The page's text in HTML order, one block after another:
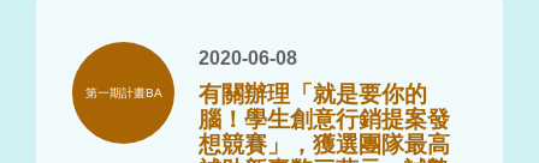
第一期計畫BA
2020-06-08
有關辦理「就是要你的
腦！學生創意行銷提案發
想競賽」，獲選團隊最高